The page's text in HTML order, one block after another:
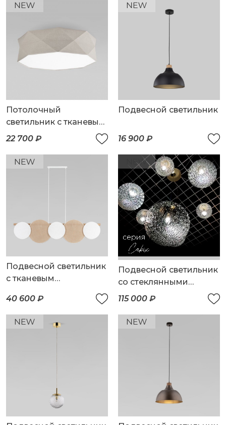
(3000/4000/6000К)
Потолочный
светильник с тканевым
абажуром
22 700 ₽
Подвесной светильник
16 900 ₽
Подвесной светильник
с тканевым
40 600 ₽
Подвесной светильник
со стеклянными
плафонами
115 000 ₽